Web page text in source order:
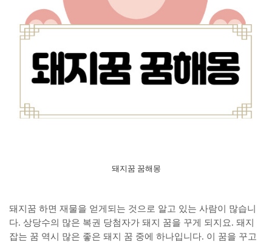
돼지꿈 꿈해몽
돼지꿈 하면 재물을 얻게되는 것으로 알고 있는 사람이 많습니
다. 상당수의 많은 복권 당첨자가 돼지 꿈을 꾸게 되지요. 돼지
잡는 꿈 역시 많은 좋은 돼지 꿈 중에 하나입니다. 이 꿈을 꾸고